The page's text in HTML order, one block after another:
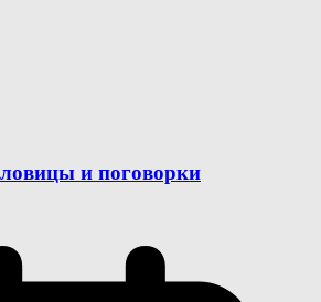
и поговорки